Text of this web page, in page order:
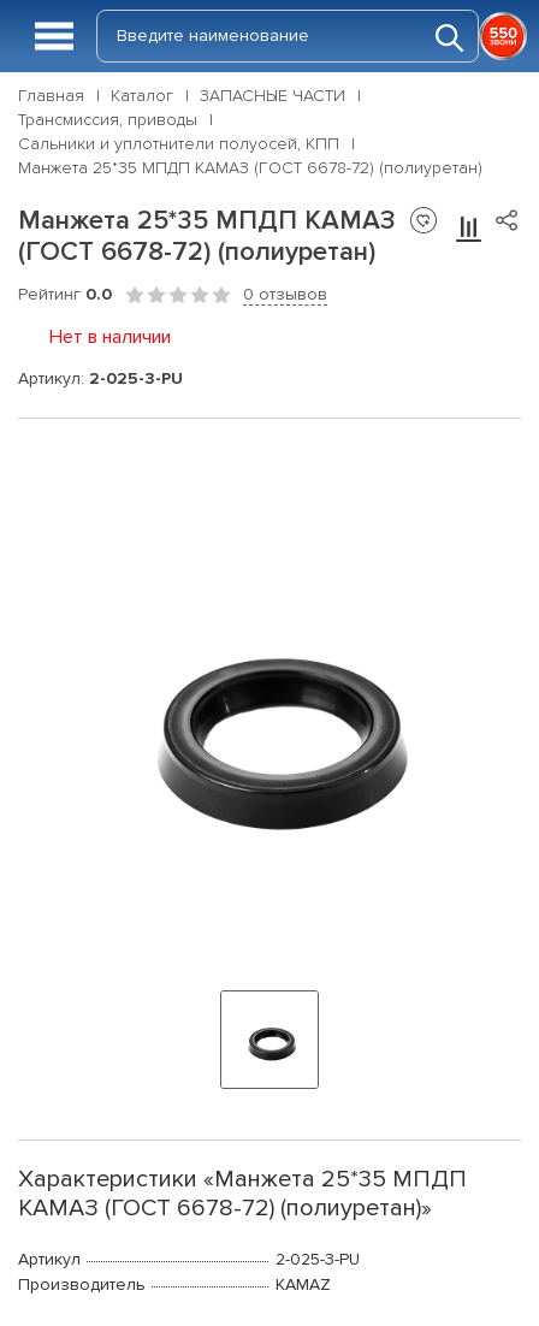
Главная Каталог
ЗАПАСНЫЕ ЧАСТИ
Трансмиссия, приводы
Сальники и уплотнители полуосей, КПП
Манжета 25*35 МПДП КАМАЗ (ГОСТ 6678-72) (полиуретан)
Манжета 25*35 МПДП КАМАЗ
(ГОСТ 6678-72) (полиуретан)
Рейтинг 0.0 0 отзывов
Нет в наличии
Артикул: 2-025-3-PU
Характеристики «Манжета 25*35 МПДП
КАМАЗ (ГОСТ 6678-72) (полиуретан)»
Артикул
2-025-3-PU
Производитель
KAMAZ